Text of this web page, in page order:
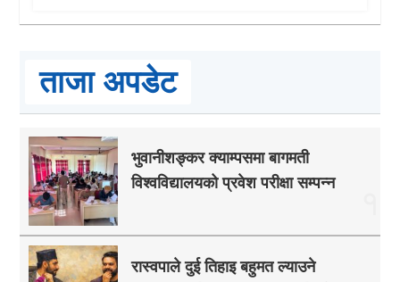
ताजा अपडेट
भुवानीशङ्कर क्याम्पसमा बागमती
विश्वविद्यालयको प्रवेश परीक्षा सम्पन्न
रास्वपाले दुई तिहाइ बहुमत ल्याउने